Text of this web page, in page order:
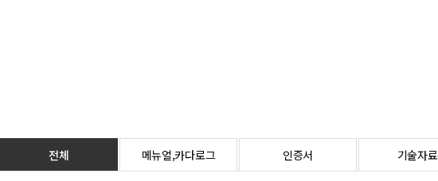
전체 메뉴얼,카다로그 인증서 기술자료